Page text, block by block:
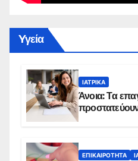
Yγεία
ΙΑΤΡΙΚΆ
Άνοια: Τα
ΕΠΙΚΑΙΡΌΤΗΤΑ